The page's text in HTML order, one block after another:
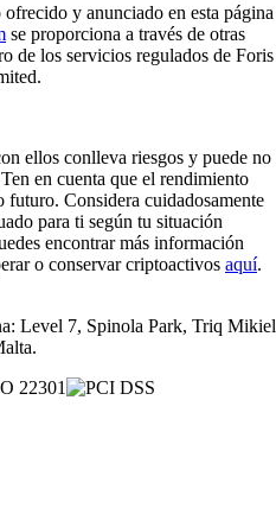
y anunciado en esta página
se proporciona a través de otras
de los servicios regulados de Foris
ellos conlleva riesgos y puede no
en cuenta que el rendimiento
futuro. Considera cuidadosamente
para ti según tu situación
encontrar más información
o conservar criptoactivos aquí.
Level 7, Spinola Park, Triq Mikiel